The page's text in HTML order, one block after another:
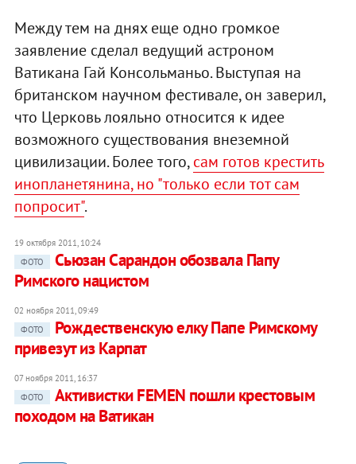
Между тем на днях еще одно громкое
заявление сделал ведущий астроном
Ватикана Гай Консольманьо. Выступая на
британском научном фестивале, он заверил,
что Церковь лояльно относится к идее
возможного существования внеземной
цивилизации. Более того,сам готов крестить
инопланетянина, но "только если тот сам
попросит".
19 октября 2011, 10:24
ФОТО
Сьюзан Сарандон обозвала Папу
Римского нацистом
02 ноября 2011, 09:49
ФОТО
Рождественскую елку Папе Римскому
привезут из Карпат
07 ноября 2011, 16:37
ФОТО
Активистки FEMEN пошли крестовым
походом на Ватикан